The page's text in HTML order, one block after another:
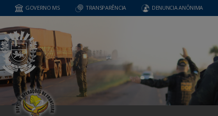
GOVERNO MS TRANSPARÊNCIA DENUNCIA ANÔNIMA